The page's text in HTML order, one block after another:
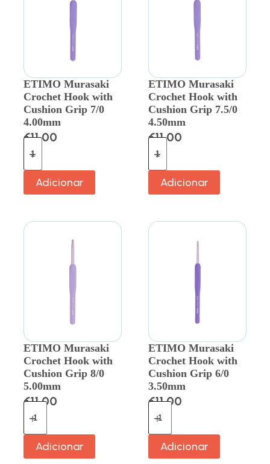
ETIMO Murasaki
Crochet Hook with
Cushion Grip 7/0
4.00mm
€11.00
Adicionar
ETIMO Murasaki
Crochet Hook with
Cushion Grip 7.5/0
4.50mm
€11.00
Adicionar
ETIMO Murasaki
Crochet Hook with
Cushion Grip 8/0
5.00mm
€11.00
Adicionar
ETIMO Murasaki
Crochet Hook with
Cushion Grip 6/0
3.50mm
€11.00
Adicionar